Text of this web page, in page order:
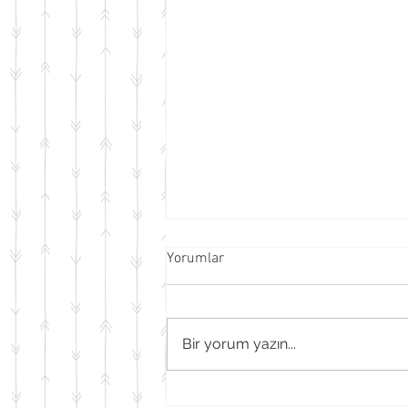
Hırsızı Bul
Yorumlar
Bir yorum yazın...